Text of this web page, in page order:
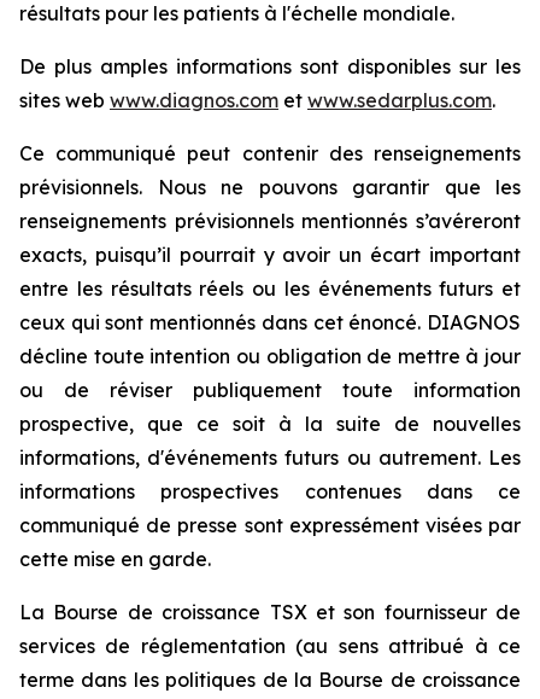
résultats pour les patients à l'échelle mondiale.
De plus amples informations sont disponibles sur les
sites web www.diagnos.com et www.sedarplus.com.
Ce communiqué peut contenir des renseignements
prévisionnels. Nous ne pouvons garantir que les
renseignements prévisionnels mentionnés s’avéreront
exacts, puisqu’il pourrait y avoir un écart important
entre les résultats réels ou les événements futurs et
ceux qui sont mentionnés dans cet énoncé. DIAGNOS
décline toute intention ou obligation de mettre à jour
ou de réviser publiquement toute information
prospective, que ce soit à la suite de nouvelles
informations, d'événements futurs ou autrement. Les
informations prospectives contenues dans ce
communiqué de presse sont expressément visées par
cette mise en garde.
La Bourse de croissance TSX et son fournisseur de
services de réglementation (au sens attribué à ce
terme dans les politiques de la Bourse de croissance